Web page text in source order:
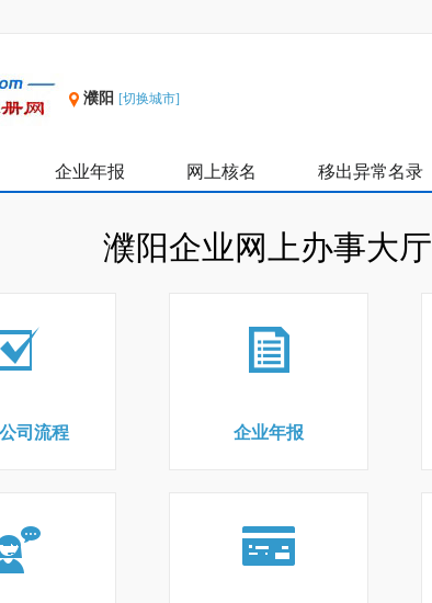
濮阳 [切换城市]
企业年报 网上核名 移出异常名录
濮阳企业网上办事大厅
司流程 企业年报